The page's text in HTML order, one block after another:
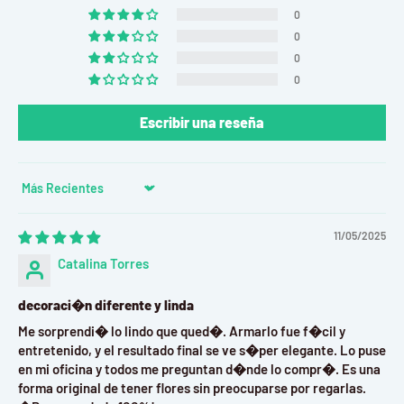
, garantiza durabilidad y una apariencia siempre
Temática Botánica:Colores vibrantes de girasoles y follaje
en tonos cálidos.
Construcción Creativa:Kit de ensamblaje que fomenta la
creatividad y la destreza manual.
Material:Plástico (ABS)
Estilo:Juguete de Construcción, Juguete DIY, Modelo
Educativo
Cantidad de Piezas: Varía según el set (Conjunto de 50
ítems mencionado)
Edad Recomendada:14+ (Rango amplio desde 5 años, pero
0
0
0
0
Escribir una reseña
Sort by
11/05/2025
Catalina Torres
decoraci�n diferente y linda
Me sorprendi� lo lindo que qued�. Armarlo fue f�cil y
entretenido, y el resultado final se ve s�per elegante. Lo puse
en mi oficina y todos me preguntan d�nde lo compr�. Es una
forma original de tener flores sin preocuparse por regarlas.